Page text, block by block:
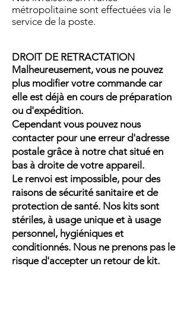
métropolitaine sont effectuées via le
service de la poste.
DROIT DE RETRACTATION
Malheureusement, vous ne pouvez
plus modifier votre commande car
elle est déjà en cours de préparation
ou d'expédition.
Cependant vous pouvez nous
contacter pour une erreur d'adresse
postale grâce à notre chat situé en
bas à droite de votre appareil.
Le renvoi est impossible, pour des
raisons de sécurité sanitaire et de
protection de santé. Nos kits sont
stériles, à usage unique et à usage
personnel, hygiéniques et
conditionnés. Nous ne prenons pas le
risque d'accepter un retour de kit.